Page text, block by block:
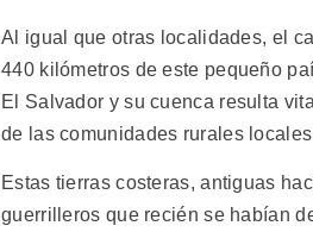
Al igual que otras localidades, el
440 kilómetros de este pequeño
El Salvador y su cuenca resulta
de las comunidades rurales
Estas tierras costeras, antiguas
guerrilleros que recién se habían